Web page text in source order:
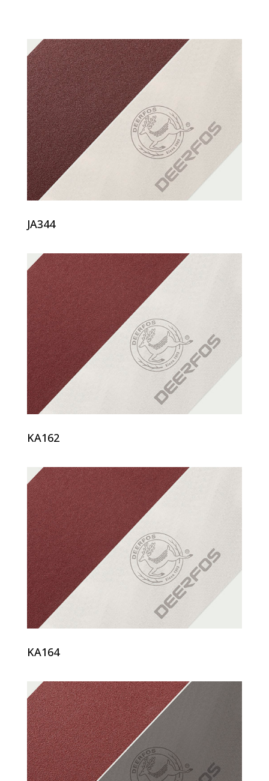
JA344
KA162
KA164